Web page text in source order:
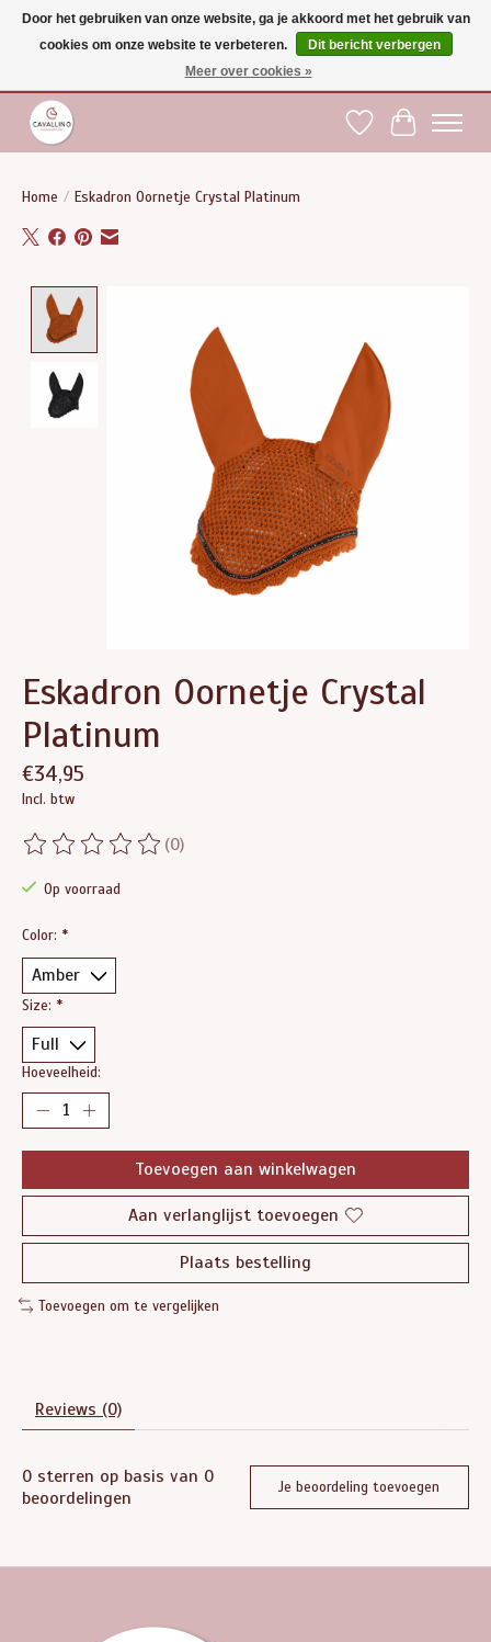
Gratis verzending vanaf €75 binnen BE - vanaf €100 naar EU | Voor 17:00 besteld is
dezelfde dag verzonden | Klantendienst: +32 (0)51 21 27 00 |
Verlanglijst
Home / Eskadron Oornetje Crystal Platinum
Eskadron Oornetje Crystal
Platinum
€34,95
Incl. btw
De beoordeling van dit product is
(0)
Op voorraad
Color: *
Size: *
Hoeveelheid:
Toevoegen aan winkelwagen
Aan verlanglijst toevoegen
Plaats bestelling
Toevoegen om te vergelijken
Reviews (0)
0 sterren op basis van 0
beoordelingen
Je beoordeling toevoegen
Door het gebruiken van onze website, ga je akkoord met het gebruik van
cookies om onze website te verbeteren.
Dit bericht verbergen
Meer over cookies »